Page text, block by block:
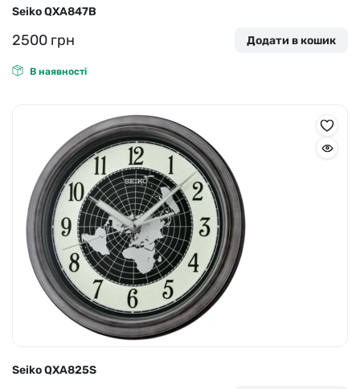
Seiko QXA847B
2500 грн Додати в кошик
В наявності
Seiko QXA825S